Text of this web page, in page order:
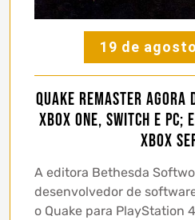
19 de
Quake Remaster agora
Xbox One, Switch e PC;
Xbox
A editora Bethesda
desenvolvedor de
o Quake para PlayStation